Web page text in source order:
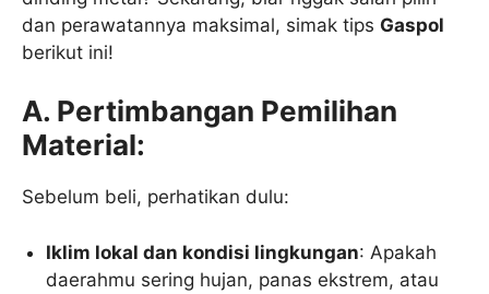
dan perawatannya maksimal, simak tips Gaspol
berikut ini!
A. Pertimbangan Pemilihan
Material:
Sebelum beli, perhatikan dulu:
Iklim lokal dan kondisi lingkungan: Apakah
daerahmu sering hujan, panas ekstrem, atau